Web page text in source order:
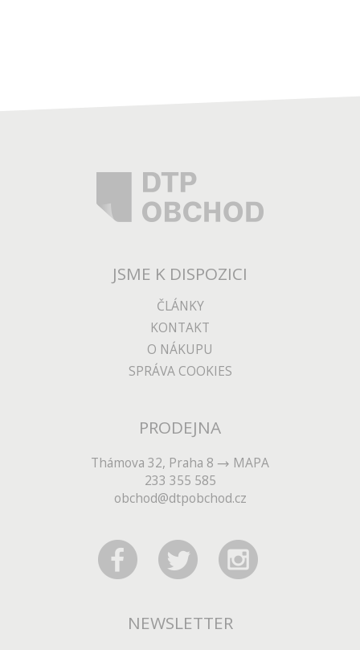
JSME K DISPOZICI
ČLÁNKY
KONTAKT
O NÁKUPU
SPRÁVA COOKIES
PRODEJNA
Thámova 32, Praha 8
MAPA
233 355 585
obchod@dtpobchod.cz
NEWSLETTER